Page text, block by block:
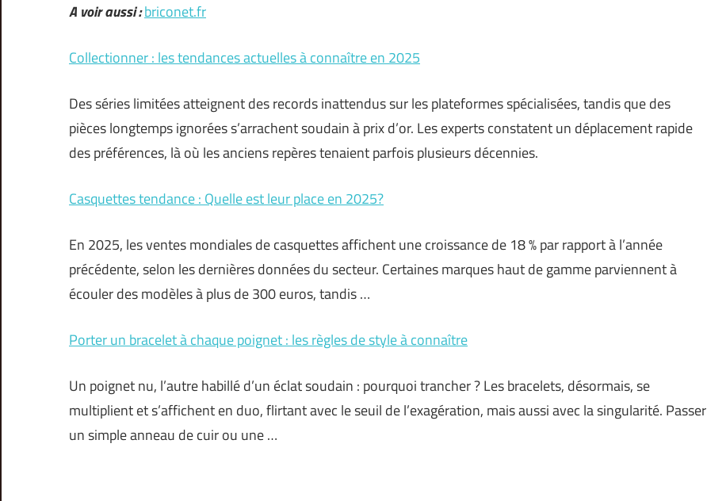
A voir aussi :briconet.fr
Collectionner : les tendances actuelles à connaître en 2025
Des séries limitées atteignent des records inattendus sur les plateformes spécialisées, tandis que des
pièces longtemps ignorées s’arrachent soudain à prix d’or. Les experts constatent un déplacement rapide
des préférences, là où les anciens repères tenaient parfois plusieurs décennies.
Casquettes tendance : Quelle est leur place en 2025?
En 2025, les ventes mondiales de casquettes affichent une croissance de 18 % par rapport à l’année
précédente, selon les dernières données du secteur. Certaines marques haut de gamme parviennent à
écouler des modèles à plus de 300 euros, tandis …
Porter un bracelet à chaque poignet : les règles de style à connaître
Un poignet nu, l’autre habillé d’un éclat soudain : pourquoi trancher ? Les bracelets, désormais, se
multiplient et s’affichent en duo, flirtant avec le seuil de l’exagération, mais aussi avec la singularité. Passer
un simple anneau de cuir ou une …